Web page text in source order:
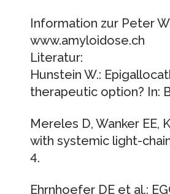
Information zur Peter
www.amyloidose.ch
Literatur:
Hunstein W.:
therapeutic option? In:
Mereles D, Wanker
with systemic light-
4.
Ehrnhoefer DE et al.: